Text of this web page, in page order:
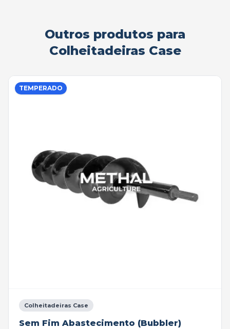
Outros produtos para
Colheitadeiras Case
TEMPERADO
Colheitadeiras Case
Sem Fim Abastecimento (Bubbler)